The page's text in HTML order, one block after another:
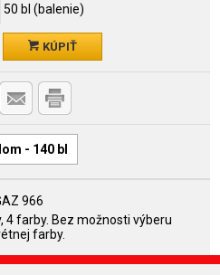
50 bl (balenie)
KÚPIŤ
- 140 bl
966
4 farby. Bez možnosti výberu
farby.